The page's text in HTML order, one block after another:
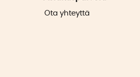
Ota yhteyttä